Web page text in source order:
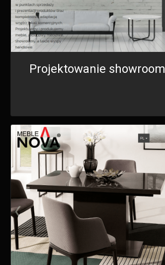
Projektowanie showroom